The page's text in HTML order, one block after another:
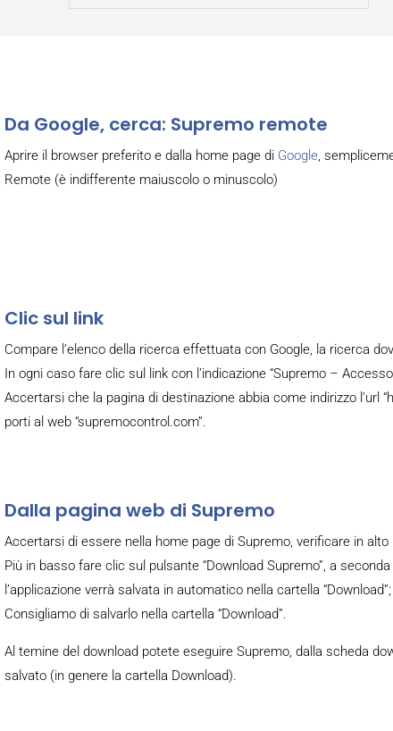
Da Google, cerca: Supremo remote
Aprire il browser preferito e dalla home page di Google,
Remote (è indifferente maiuscolo o minuscolo)
Clic sul link
Compare l’elenco della ricerca effettuata con Google, la ricerca
In ogni caso fare clic sul link con l’indicazione “Supremo –
Accertarsi che la pagina di destinazione abbia come indirizzo l’url
porti al web “supremocontrol.com”.
Dalla pagina web di Supremo
Accertarsi di essere nella home page di Supremo, verificare in alto
Più in basso fare clic sul pulsante “Download Supremo”, a
l’applicazione verrà salvata in automatico nella cartella
Consigliamo di salvarlo nella cartella “Download”.
Al temine del download potete eseguire Supremo, dalla scheda
salvato (in genere la cartella Download).